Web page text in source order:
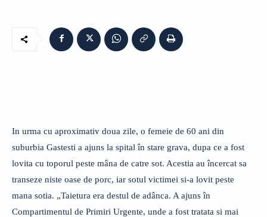
In urma cu aproximativ doua zile, o femeie de 60 ani din
suburbia Gastesti a ajuns la spital în stare grava, dupa ce a fost
lovita cu toporul peste mâna de catre sot. Acestia au încercat sa
transeze niste oase de porc, iar sotul victimei si-a lovit peste
mana sotia. „Taietura era destul de adânca. A ajuns în
Compartimentul de Primiri Urgente, unde a fost tratata si mai